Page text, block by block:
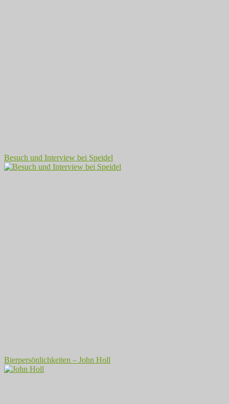
Besuch und Interview bei Speidel
Bierpersönlichkeiten – John Holl